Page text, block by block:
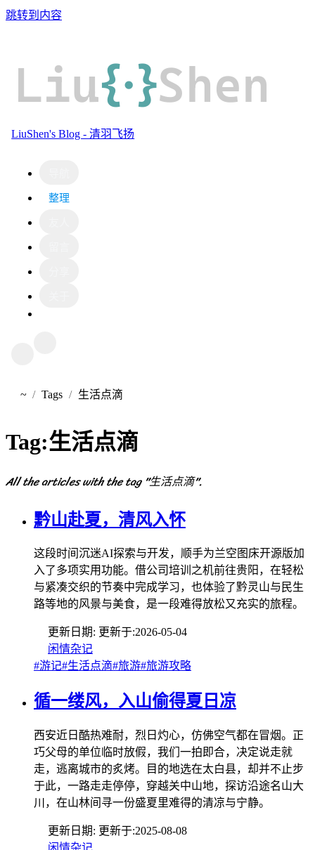
跳转到内容
Liu{·}Shen
LiuShen's Blog - 清羽飞扬
整理
~首页Tags 生活点滴
Tag:生活点滴
All the articles with the tag "生活点滴".
黔山赴夏，清风入怀
这段时间沉迷AI探索与开发，顺手为兰空图床开源版加
入了多项实用功能。借公司培训之机前往贵阳，在轻松
与紧凑交织的节奏中完成学习，也体验了黔灵山与民生
路等地的风景与美食，是一段难得放松又充实的旅程。
更新日期: 更新于:2026-05-04
闲情杂记
#游记#生活点滴#旅游#旅游攻略
循一缕风，入山偷得夏日凉
西安近日酷热难耐，烈日灼心，仿佛空气都在冒烟。正
巧父母的单位临时放假，我们一拍即合，决定说走就
走，逃离城市的炙烤。目的地选在太白县，却并不止步
于此，一路走走停停，穿越关中山地，探访沿途名山大
川，在山林间寻一份盛夏里难得的清凉与宁静。
更新日期: 更新于:2025-08-08